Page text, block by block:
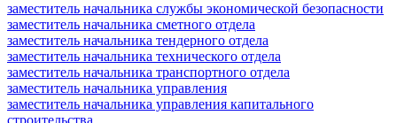
заместитель начальника службы экономической безопасности
заместитель начальника сметного отдела
заместитель начальника тендерного отдела
заместитель начальника технического отдела
заместитель начальника транспортного отдела
заместитель начальника управления
заместитель начальника управления капитального
строительства